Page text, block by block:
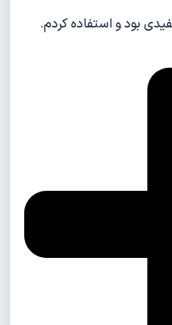
بود و استفاده کردم.